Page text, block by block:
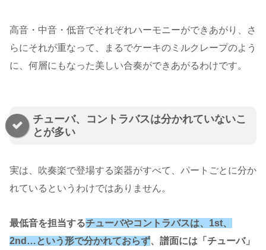
高音・中音・低音でそれぞれハーモニーができあがり、さ
らにそれが重なって、まるでケーキのミルクレープのよう
に、何層にもなった美しい合奏ができあがるわけです。
チューバ、コントラバスは分かれていないこ
とが多い
実は、吹奏楽で登場する楽器がすべて、パートごとに分か
れているというわけではありません。
最低音を担当するチューバやコントラバスは、1st、
2nd…という形で分かれておらず、譜面には「チューバ」